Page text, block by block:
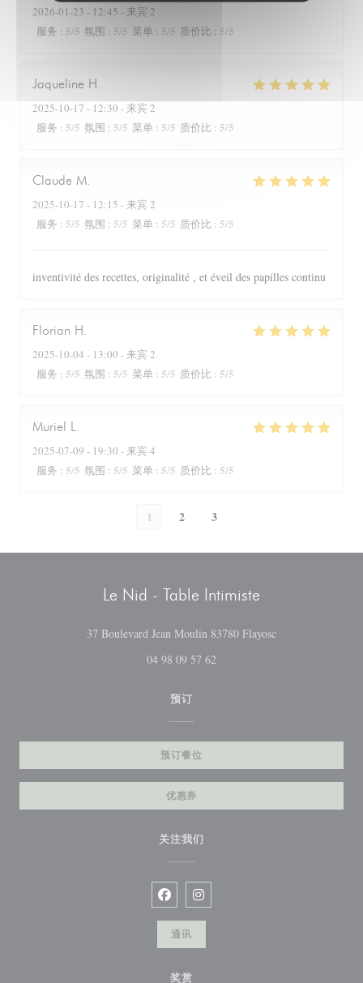
2026-01-23 - 12:45 - 来宾 2
服务 : 5/5 氛围 : 5/5 菜单 : 5/5 质价比 : 5/5
Jaqueline H
2025-10-17 - 12:30 - 来宾 2
服务 : 5/5 氛围 : 5/5 菜单 : 5/5 质价比 : 5/5
Claude M
2025-10-17 - 12:15 - 来宾 2
服务 : 5/5 氛围 : 5/5 菜单 : 5/5 质价比 : 5/5
inventivité des recettes, originalité , et éveil des papilles continu
Florian H
2025-10-04 - 13:00 - 来宾 2
服务 : 5/5 氛围 : 5/5 菜单 : 5/5 质价比 : 5/5
Muriel L
2025-07-09 - 19:30 - 来宾 4
服务 : 5/5 氛围 : 5/5 菜单 : 5/5 质价比 : 5/5
1 2 3
Le Nid - Table Intimiste
37 Boulevard Jean Moulin 83780 Flayosc((在新窗口中打
04 98 09 57 62
预订
预订餐位
优惠券
关注我们
Facebook ((在新窗口中打开))
Instagram ((在新窗口中打开))
通讯
奖赏